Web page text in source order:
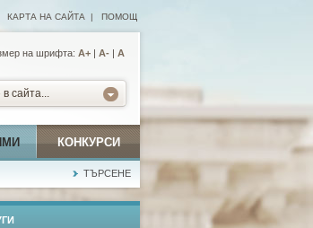
КАРТА НА САЙТА | ПОМОЩ
на шрифта: А+ | A- | A
сайта...
КОНКУРСИ
ТЪРСЕНЕ